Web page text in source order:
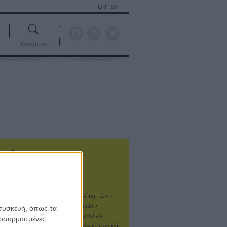
όπως τα
GR EN
Αναζήτηση
είναι υπερτιμημένη. Δεν
καλύτερο, δεν σε πάει
η επιτυχία. Είναι απλώς